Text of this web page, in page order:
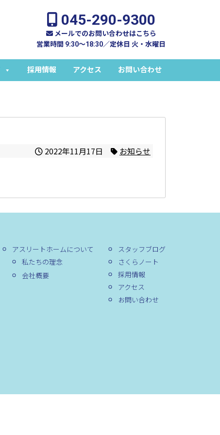
045-290-9300
メールでのお問い合わせはこちら
営業時間 9:30～18:30／定休日 火・水曜日
採用情報 アクセス お問い合わせ
2022年11月17日 お知らせ
アスリートホームについて
私たちの理念
会社概要
スタッフブログ
さくらノート
採用情報
アクセス
お問い合わせ